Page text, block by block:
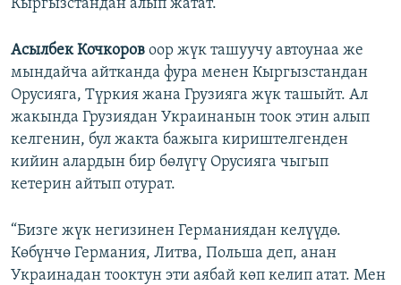
Кыргызстандан алып жатат.
Асылбек Кочкоров оор жүк ташуучу автоунаа же
мындайча айтканда фура менен Кыргызстандан
Орусияга, Түркия жана Грузияга жүк ташыйт. Ал
жакында Грузиядан Украинанын тоок этин алып
келгенин, бул жакта бажыга кириштелгенден
кийин алардын бир бөлүгү Орусияга чыгып
кетерин айтып отурат.
“Бизге жүк негизинен Германиядан келүүдө.
Көбүнчө Германия, Литва, Польша деп, анан
Украинадан тооктун эти аябай көп келип атат. Мен